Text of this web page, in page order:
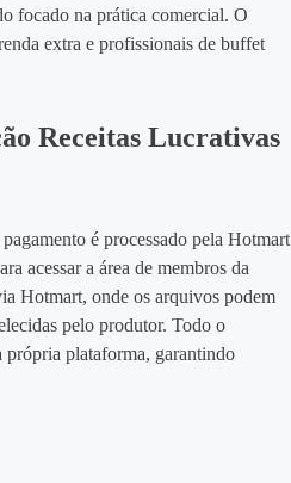
focado na prática comercial. O
extra e profissionais de buffet
Receitas Lucrativas
é processado pela Hotmart
acessar a área de membros da
Hotmart, onde os arquivos podem
pelo produtor. Todo o
própria plataforma, garantindo